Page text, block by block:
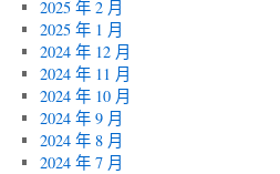
2025 年 2 月
2025 年 1 月
2024 年 12 月
2024 年 11 月
2024 年 10 月
2024 年 9 月
2024 年 8 月
2024 年 7 月